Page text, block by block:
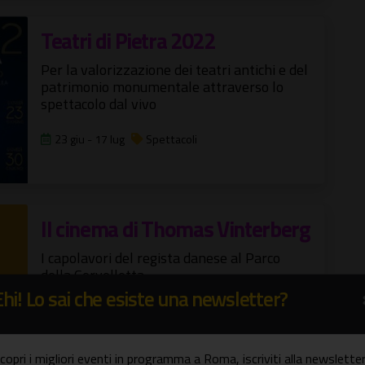
Teatri di Pietra 2022
Per la valorizzazione dei teatri antichi e del
patrimonio monumentale attraverso lo
spettacolo dal vivo
23 giu - 17 lug Spettacoli
Il cinema di Thomas Vinterberg
I capolavori del regista danese al Parco
della Cervelletta
11 giu - 23 lug Spettacoli
Lo sai che esiste una newsletter?
i migliori eventi in programma a Roma, iscriviti alla